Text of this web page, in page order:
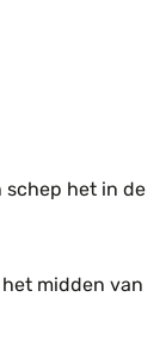
schep het in de
midden van